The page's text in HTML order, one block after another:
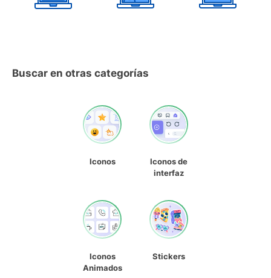
Buscar en otras categorías
Iconos
Iconos de
interfaz
Iconos
Animados
Stickers